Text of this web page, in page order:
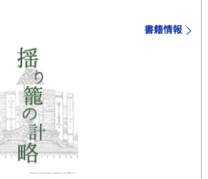
書籍情報